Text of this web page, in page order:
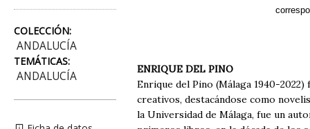
COLECCIÓN:
ANDALUCÍA
TEMÁTICAS:
ANDALUCÍA
ENRIQUE DEL PINO
Enrique del Pino (Málaga 1940-
creativos, destacándose como
la Universidad de Málaga, fue un